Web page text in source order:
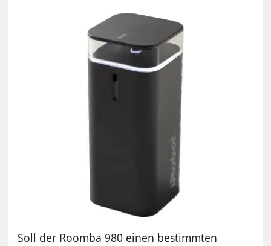
Soll der Roomba 980 einen bestimmten